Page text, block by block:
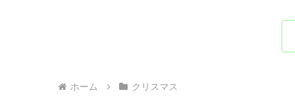
ホーム クリスマス